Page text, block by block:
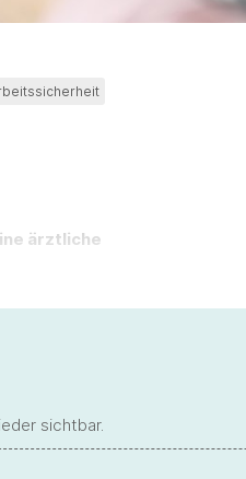
ärztliche
sichtbar.